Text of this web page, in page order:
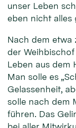
unser Leben
eben nicht alles
Nach dem etwa
der
Leben aus dem
Man solle es
Gelassenheit,
solle nach dem
führen. Das